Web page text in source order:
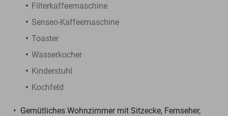
Filterkaffeemaschine
Senseo-Kaffeemaschine
Toaster
Wasserkocher
Kinderstuhl
Kochfeld
Gemütliches Wohnzimmer mit Sitzecke, Fernseher,